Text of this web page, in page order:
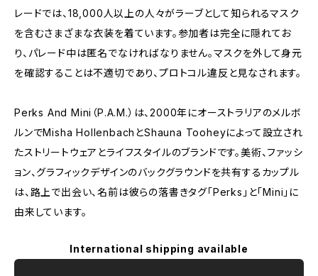
レードでは、18,000人以上の人々がラーブとして知られるマスク
を含むさまざまな衣装を着ています。参加者は完全に隠れてお
り、パレード中は匿名でなければなりません。マスクを外して身元
を確認することは不適切であり、プロトコル違反と見なされます。
Perks And Mini（P.A.M.）は、2000年にオーストラリアのメルボ
ルンでMisha HollenbachとShauna Tooheyによって設立され
たストリートウェアとライフスタイルのブランドです。美術、ファッシ
ョン、グラフィックデザインのバックグラウンドを共有するカップル
は、路上で出会い、名前は彼らの落書きタグ「Perks」と「Mini」に
由来しています。
International shipping available